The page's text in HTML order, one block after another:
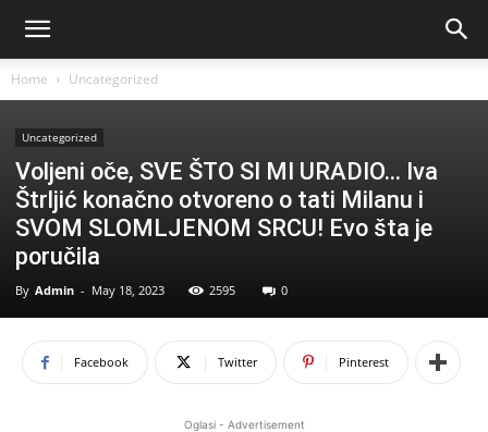
Home Uncategorized
Uncategorized
Voljeni oče, SVE ŠTO SI MI URADIO… Iva
Štrljić konačno otvoreno o tati Milanu i
SVOM SLOMLJENOM SRCU! Evo šta je
poručila
By Admin - May 18, 2023 2595 0
Facebook Twitter Pinterest
Oglasi - Advertisement